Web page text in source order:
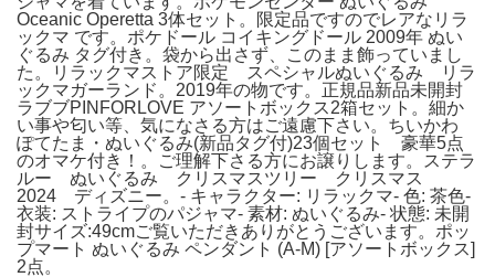
Oceanic Operetta 3体セット。限定品ですのでレアなリラ
ックマ です。ポケドール コイキングドール 2009年 ぬい
ぐるみ タグ付き。袋から出さず、このまま飾っていまし
た。リラックマストア限定 スペシャルぬいぐるみ リラ
ックマガーランド。2019年の物です。正規品新品未開封
ラブブPINFORLOVE アソートボックス2箱セット。細か
い事や匂い等、気になさる方はご遠慮下さい。ちいかわ
ぽてたま・ぬいぐるみ(新品タグ付)23個セット 豪華5点
のオマケ付き！。ご理解下さる方にお譲りします。ステラ
ルー ぬいぐるみ クリスマスツリー クリスマス
2024 ディズニー。- キャラクター: リラックマ- 色: 茶色-
衣装: ストライプのパジャマ- 素材: ぬいぐるみ- 状態: 未開
封サイズ:49cmご覧いただきありがとうございます。ポッ
プマート ぬいぐるみ ペンダント (A-M) [アソートボックス]
2点。